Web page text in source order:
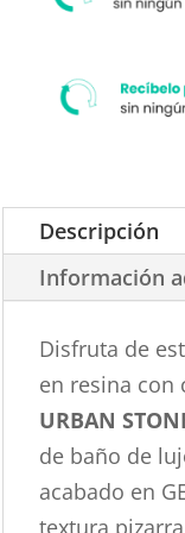
Descripción
Información
Disfruta de
en resina con
URBAN
de baño de
acabado en